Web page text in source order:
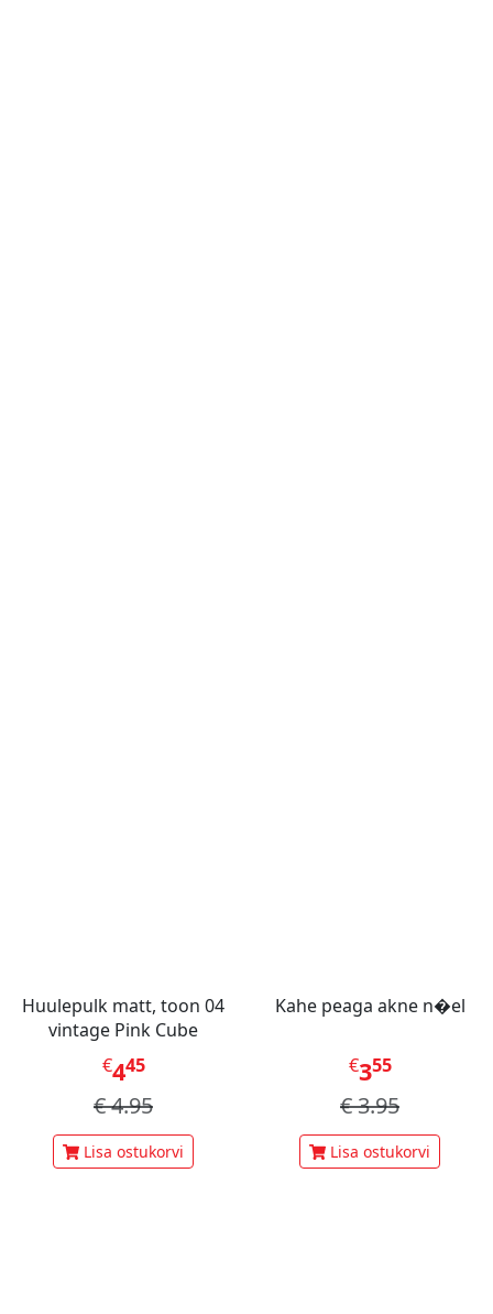
Huulepulk matt, toon 04
vintage Pink Cube
€445
€4.95
Lisa ostukorvi
Kahe peaga akne n�el
€355
€3.95
Lisa ostukorvi